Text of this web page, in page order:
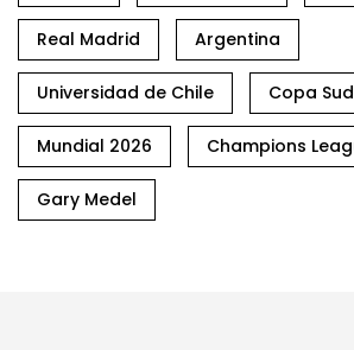
Real Madrid Argentina
Universidad de Chile Copa
Mundial 2026 Champions
Gary Medel